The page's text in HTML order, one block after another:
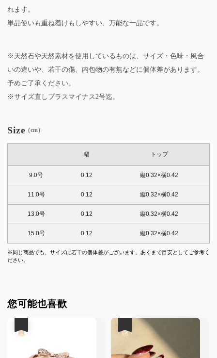
れます。
単品使いも重ね着けもしやすい、万能な一品です。
※天然石や天然素材を使用しているものは、サイズ・色味・風合
いの違いや、若干の傷、内包物の有無などに個体差があります。
予めご了承ください。
※サイズ直しプラスマイナス2号迄。
Size (cm)
幅 トップ
9.0号 0.12 縦0.32×横0.42
11.0号 0.12 縦0.32×横0.42
13.0号 0.12 縦0.32×横0.42
15.0号 0.12 縦0.32×横0.42
※同じ商品でも、サイズに若干の個体差がございます。あくまで目安としてご参考く
ださい。
您可能也喜歡